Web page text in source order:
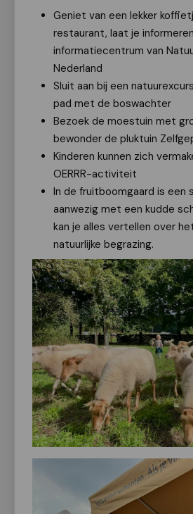
Geniet van een lekker
restaurant, laat je
informatiecentrum van
Nederland
Sluit aan bij een
pad met de boswachter
Bezoek de moestuin met
bewonder de pluktuin
Kinderen kunnen zich
OERRR-activiteit
In de fruitboomgaard is een
aanwezig met een kudde
kan je alles vertellen over
natuurlijke begrazing.